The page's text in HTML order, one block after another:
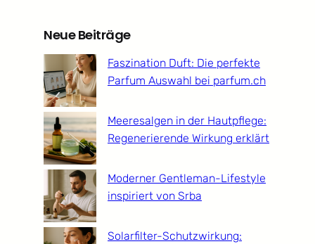
c
h
Neue Beiträge
Faszination Duft: Die perfekte
Parfum Auswahl bei parfum.ch
Meeresalgen in der Hautpflege:
Regenerierende Wirkung erklärt
Moderner Gentleman-Lifestyle
inspiriert von Srba
Solarfilter-Schutzwirkung: